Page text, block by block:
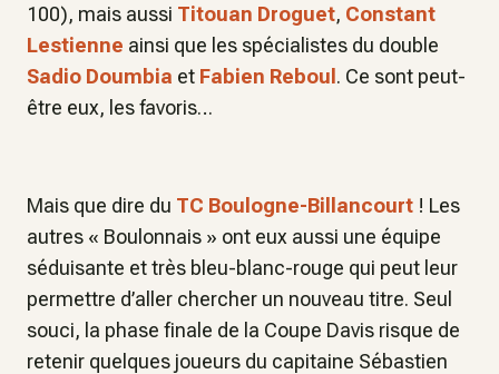
100), mais aussi Titouan Droguet, Constant
Lestienne ainsi que les spécialistes du double
Sadio Doumbia et Fabien Reboul . Ce sont peut-
être eux, les favoris…
Mais que dire du TC Boulogne-Billancourt ! Les
autres « Boulonnais » ont eux aussi une équipe
séduisante et très bleu-blanc-rouge qui peut leur
permettre d’aller chercher un nouveau titre. Seul
souci, la phase finale de la Coupe Davis risque de
retenir quelques joueurs du capitaine Sébastien